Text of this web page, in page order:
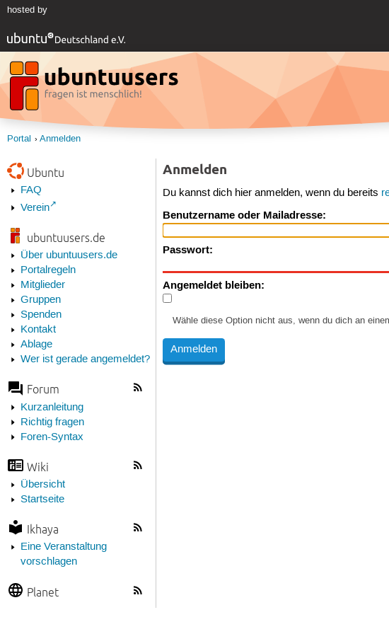
hosted by
Portal Anmelden
Ubuntu
FAQ
Verein
ubuntuusers.de
Über ubuntuusers.de
Portalregeln
Mitglieder
Gruppen
Spenden
Kontakt
Ablage
Wer ist gerade angemeldet?
Forum
Kurzanleitung
Richtig fragen
Foren-Syntax
Wiki
Übersicht
Startseite
Ikhaya
Eine Veranstaltung
vorschlagen
Planet
Anmelden
Du kannst dich hier anmelden, wenn du bereits
Benutzername oder Mailadresse:
Passwort:
Angemeldet bleiben:
Wähle diese Option nicht aus, wenn du dich an